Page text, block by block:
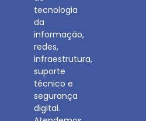
tecnologia
da
informação,
redes,
infraestrutura,
suporte
técnico e
segurança
digital.